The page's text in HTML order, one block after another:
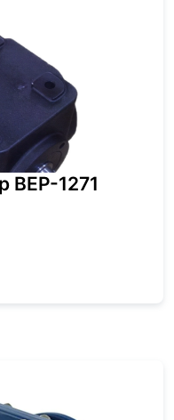
BEP-1271